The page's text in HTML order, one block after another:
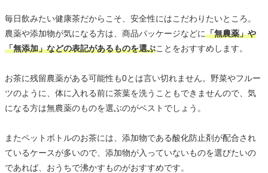
毎日飲みたい健康茶だからこそ、安全性にはこだわりたいところ。
農薬や添加物が気になる方は、商品パッケージなどに「無農薬」や
「無添加」などの表記があるものを選ぶことをおすすめします。
お茶に残留農薬がある可能性も0とは言い切れません。野菜やフルー
ツのように、体に入れる前に茶葉を洗うこともできませんので、気
になる方は無農薬のものを選ぶのがベストでしょう。
またペットボトルのお茶には、添加物である酸化防止剤が配合され
ているケースが多いので、添加物が入っていないものを選びたいの
であれば、おうちで沸かすものがおすすめです。